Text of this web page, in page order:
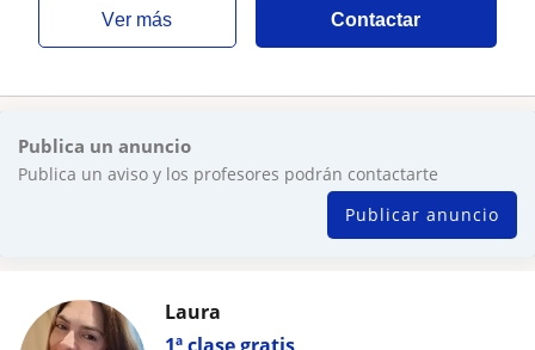
ver más Contactar
Publica un anuncio
Publica un aviso y los profesores podrán contactarte
Publicar anuncio
Laura